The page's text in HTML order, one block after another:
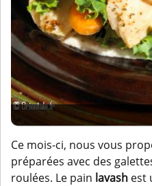
Ce mois-ci, nous vous
préparées avec des
roulées. Le pain lavash est